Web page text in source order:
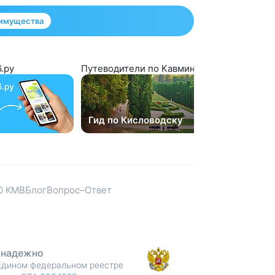
Путеводители по Кавминводам от
Гид по Кисловодску
КМВБлогВопрос–Ответ
надежно
федеральном реестре